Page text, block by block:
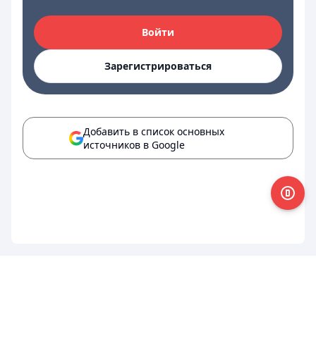
Войти
Зарегистрироваться
Добавить в список основных
источников в Google